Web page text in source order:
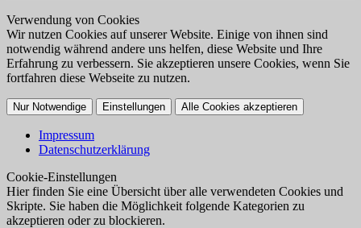
Verwendung von Cookies
Wir nutzen Cookies auf unserer Website. Einige von ihnen sind
notwendig während andere uns helfen, diese Website und Ihre
Erfahrung zu verbessern. Sie akzeptieren unsere Cookies, wenn Sie
fortfahren diese Webseite zu nutzen.
Nur Notwendige Einstellungen Alle Cookies akzeptieren
Impressum
Datenschutzerklärung
Cookie-Einstellungen
Hier finden Sie eine Übersicht über alle verwendeten Cookies und
Skripte. Sie haben die Möglichkeit folgende Kategorien zu
akzeptieren oder zu blockieren.